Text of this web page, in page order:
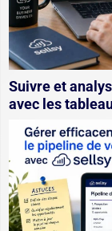
Suivre et
avec les